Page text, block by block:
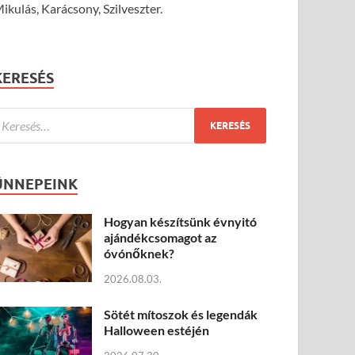
Karácsony, Szilveszter.
Hogyan készítsünk évnyitó
ajándékcsomagot az
óvónőknek?
2026.08.03.
Sötét mítoszok és legendák
Halloween estéjén